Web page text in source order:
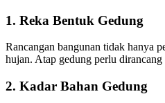
1. Reka Bentuk Gedung
Rancangan bangunan tidak hanya
hujan. Atap gedung perlu
2. Kadar Bahan Gedung